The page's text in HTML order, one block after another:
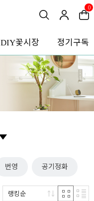
0
DIY꽃시장 정기구독
번영 공기정화
랭킹순